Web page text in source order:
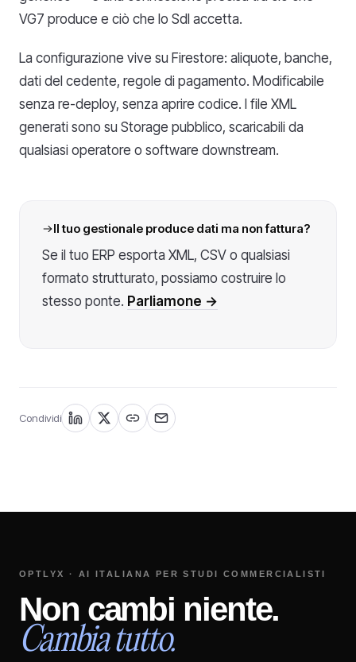
VG7 produce e ciò che lo SdI accetta.
La configurazione vive su Firestore: aliquote, banche,
dati del cedente, regole di pagamento. Modificabile
senza re-deploy, senza aprire codice. I file XML
generati sono su Storage pubblico, scaricabili da
qualsiasi operatore o software downstream.
Il tuo gestionale produce dati ma non fattura?
Se il tuo ERP esporta XML, CSV o qualsiasi
formato strutturato, possiamo costruire lo
stesso ponte. Parliamone →
Condividi
OPTLYX · AI ITALIANA PER STUDI COMMERCIALISTI
Non cambi niente.
Cambia tutto.